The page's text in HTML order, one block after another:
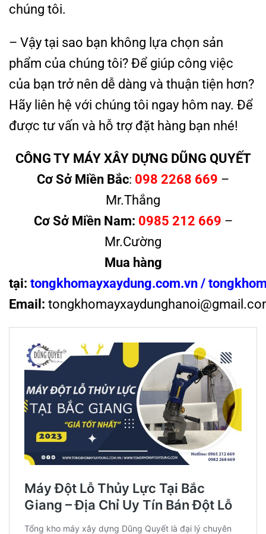
chúng tôi.
– Vậy tại sao bạn không lựa chọn sản
phẩm của chúng tôi? Để giúp công việc
của bạn trở nên dễ dàng và thuận tiện hơn?
Hãy liên hệ với chúng tôi ngay hôm nay. Để
được tư vấn và hỗ trợ đặt hàng bạn nhé!
CÔNG TY MÁY XÂY DỰNG DŨNG QUYẾT
Cơ Sở Miền Bắc: 098 2268 669 –
Mr.Thắng
Cơ Sở Miền Nam: 0985 212 669 –
Mr.Cường
Mua hàng
tại: tongkhomayxaydung.com.vn/
Email: